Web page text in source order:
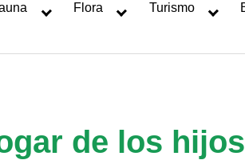
Flora Turismo
de los